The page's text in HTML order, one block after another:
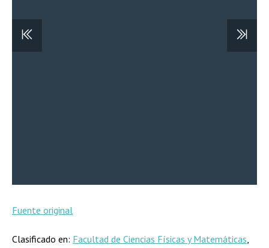
Fuente original
Clasificado en: Facultad de Ciencias Físicas y Matemáticas,